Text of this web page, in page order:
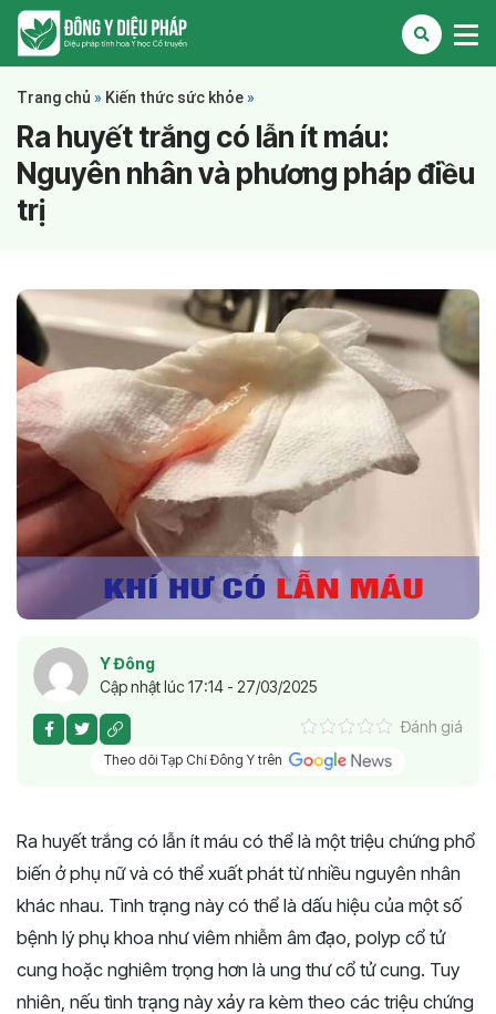
Trang chủ » Kiến thức sức khỏe »
Ra huyết trắng có lẫn ít máu:
Nguyên nhân và phương pháp điều
trị
Y Đông
Cập nhật lúc 17:14 - 27/03/2025
Đánh giá
Theo dõi Tạp Chí Đông Y trên
Ra huyết trắng có lẫn ít máu có thể là một triệu chứng phổ
biến ở phụ nữ và có thể xuất phát từ nhiều nguyên nhân
khác nhau. Tình trạng này có thể là dấu hiệu của một số
bệnh lý phụ khoa như viêm nhiễm âm đạo, polyp cổ tử
cung hoặc nghiêm trọng hơn là ung thư cổ tử cung. Tuy
nhiên, nếu tình trạng này xảy ra kèm theo các triệu chứng